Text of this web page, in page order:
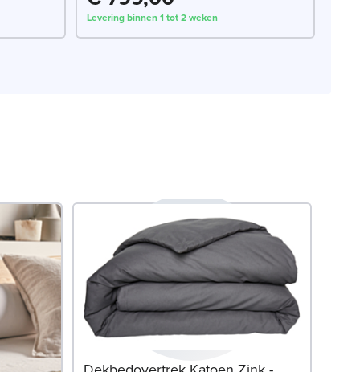
Levering binnen 1 tot 2 weken